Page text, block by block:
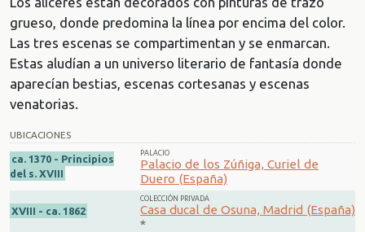
grueso, donde predomina la línea por encima del color.
Las tres escenas se compartimentan y se enmarcan.
Estas aludían a un universo literario de fantasía donde
aparecían bestias, escenas cortesanas y escenas
venatorias.
UBICACIONES
ca. 1370 - Principios
del s. XVIII
PALACIO
Palacio de los Zúñiga, Curiel de
Duero (España)
XVIII - ca. 1862
COLECCIÓN PRIVADA
Casa ducal de Osuna, Madrid (España)
*